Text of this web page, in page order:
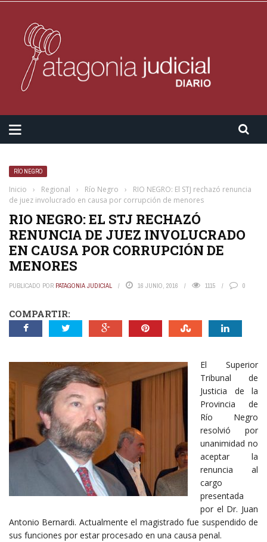
RÍO NEGRO
Inicio › Regional › Río Negro ›
RIO NEGRO: El STJ rechazó renuncia
de juez involucrado en causa por corrupción de menores
RIO NEGRO: EL STJ RECHAZÓ
RENUNCIA DE JUEZ INVOLUCRADO
EN CAUSA POR CORRUPCIÓN DE
MENORES
PUBLICADO POR PATAGONIA JUDICIAL 16 JUNIO, 2016 1115 0
COMPARTIR:
El Superior
Tribunal de
Justicia de la
Provincia de
Río Negro
resolvió por
unanimidad no
aceptar la
renuncia al
cargo
presentada
por el Dr. Juan
Antonio Bernardi. Actualmente el magistrado fue suspendido de
sus funciones por estar procesado en una causa penal.